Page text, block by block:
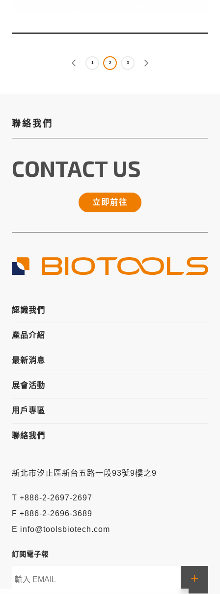
1 2 3
聯絡我們
CONTACT US
立即前往
新北市汐止區新台五路一段93號9樓之9
T +886-2-2697-2697
F +886-2-2696-3689
E info@toolsbiotech.com
認識我們
產品介紹
最新消息
展會活動
用戶專區
聯絡我們
訂閱電子報
+